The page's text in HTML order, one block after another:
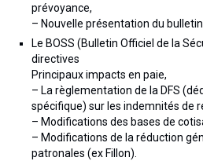
prévoyance,
– Nouvelle présentation du bulletin
Le BOSS (Bulletin Officiel de la
directives
Principaux impacts en paie,
– La règlementation de la DFS
spécifique) sur les indemnités de
– Modifications des bases de
– Modifications de la réduction
patronales (ex Fillon).